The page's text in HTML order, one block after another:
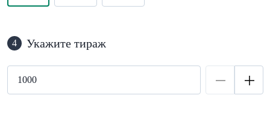
4 Укажите тираж